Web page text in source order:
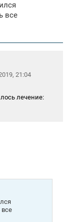
все
21:04
лечение: